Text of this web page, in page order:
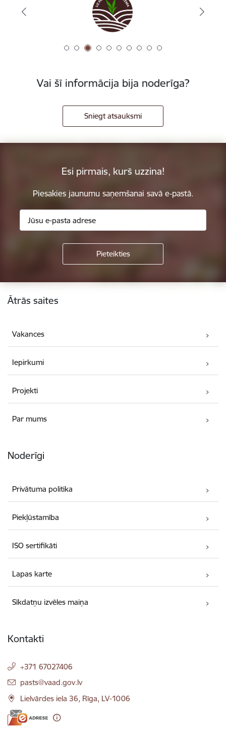
Vai šī informācija bija noderīga?
Sniegt atsauksmi
Esi pirmais, kurš uzzina!
Piesakies jaunumu saņemšanai savā e-pastā.
Kājene
Ātrās saites
Vakances
Iepirkumi
Projekti
Par mums
Noderīgi
Privātuma politika
Piekļūstamība
ISO sertifikāti
Lapas karte
Sīkdatņu izvēles maiņa
Kontakti
+371 67027406
E-pasts:
pasts@vaad.gov.lv
Lielvārdes iela 36, Rīga, LV-1006